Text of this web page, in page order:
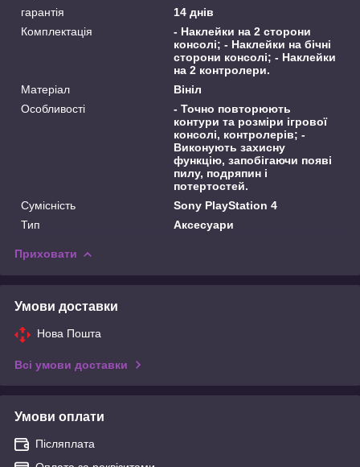
гарантія
14 днів
Комплектація
- Наклейки на 2 сторони
консолі; - Наклейки на бічні
сторони консолі; - Наклейки
на 2 контролери.
Матеріал
Вініл
Особливості
- Точно повторюють
контури та розміри ігрової
консолі, контролерів; -
Виконують захисну
функцію, запобігаючи появі
пилу, подряпин і
потертостей.
Сумісність
Sony PlayStation 4
Тип
Аксесуари
Приховати
Умови доставки
Нова Пошта
Всі умови доставки
Умови оплати
Післяплата